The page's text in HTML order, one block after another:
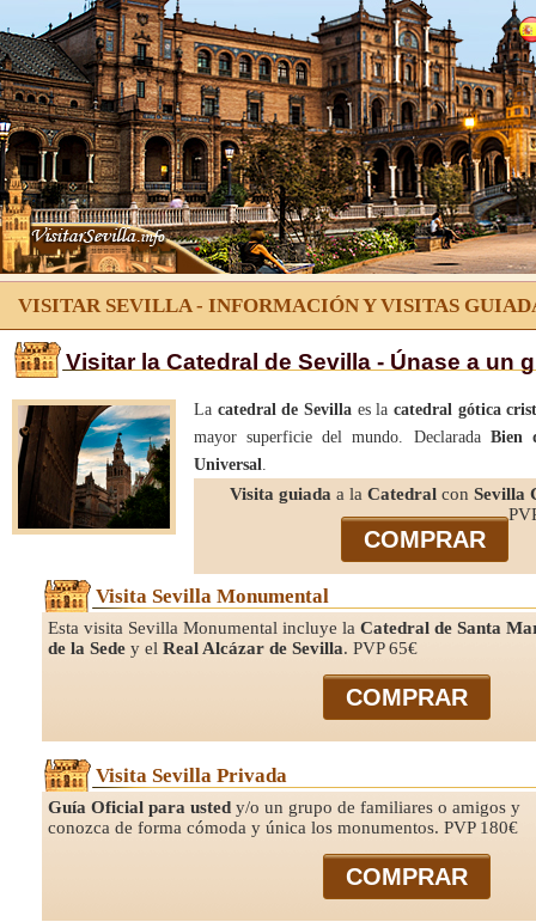
Catedral de Sevilla
Visitas Guiadas
Información
Entradas
Guía de Sevilla
Hoteles
Agencias
Área Clientes
Contacto
VISITAR SEVILLA - INFORMACIÓN Y VISITAS
Visitar la Catedral de Sevilla - Únase a un
La catedralde Sevilla es lacatedral gótica
mayor superficie del mundo. Declarada Bien
Universal.
Visita guiada a la Catedral con Sevilla
COMPRAR
Visita Sevilla Monumental
Esta visita Sevilla Monumental incluye la Catedral de Santa
de la Sede y el Real Alcázar de Sevilla.
COMPRAR
PVP 65€
Visita Sevilla Privada
Guía Oficial para usted y/o un grupo de familiares o amigos y
conozca de forma cómoda y única los monumentos.
COMPRAR
PVP 180€